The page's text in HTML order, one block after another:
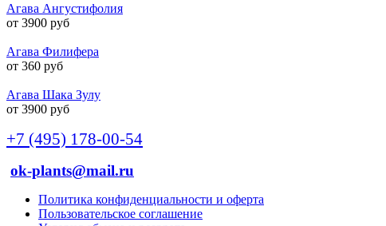
Агава Ангустифолия
от 3900 руб
Агава Филифера
от 360 руб
Агава Шака Зулу
от 3900 руб
+7 (495) 178-00-54
ok-plants@mail.ru
Политика конфиденциальности и оферта
Пользовательское соглашение